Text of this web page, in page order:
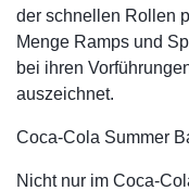
der schnellen Rollen
Menge Ramps und
bei ihren
auszeichnet.
Coca-Cola Summer
Nicht nur im Coca-